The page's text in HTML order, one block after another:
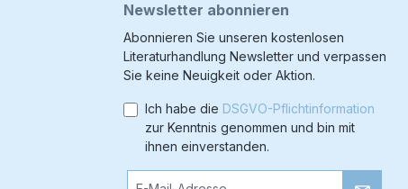
Newsletter abonnieren
Abonnieren Sie unseren kostenlosen
Literaturhandlung Newsletter und verpassen
Sie keine Neuigkeit oder Aktion.
Ich habe die DSGVO-Pflichtinformation
zur Kenntnis genommen und bin mit
ihnen einverstanden.